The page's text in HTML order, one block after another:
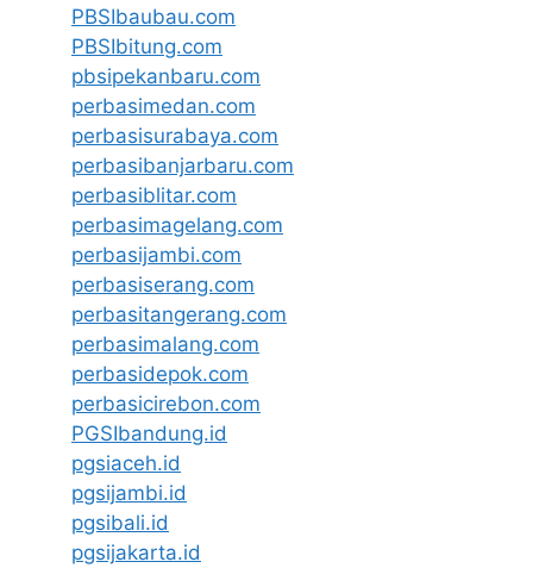
PBSIbaubau.com
PBSIbitung.com
pbsipekanbaru.com
perbasimedan.com
perbasisurabaya.com
perbasibanjarbaru.com
perbasiblitar.com
perbasimagelang.com
perbasijambi.com
perbasiserang.com
perbasitangerang.com
perbasimalang.com
perbasidepok.com
perbasicirebon.com
PGSIbandung.id
pgsiaceh.id
pgsijambi.id
pgsibali.id
pgsijakarta.id